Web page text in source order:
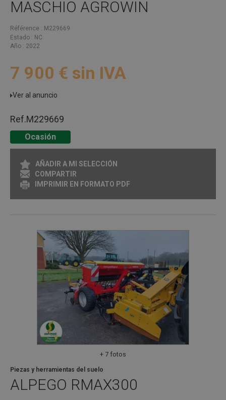
MASCHIO AGROWIN
Référence
M229669
Estado
NC
Año
2022
7 900 € sin IVA
Ver al anuncio
Ref.M229669
Ocasión
AÑADIR A MI SELECCIÓN
COMPARTIR
IMPRIMIR EN FORMATO PDF
+ 7 fotos
ALPEGO RMAX300
Piezas y herramientas del suelo